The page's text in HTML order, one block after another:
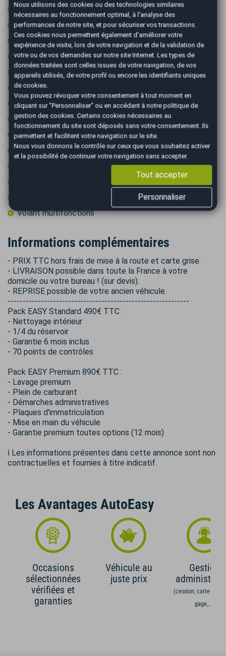
Ordinateur de bord
Ouverture de coffre main libre
Prise audio USB
Radar arrière de détection d'obstacles
Radar avant de détection d'obstacles
Régulateur de vitesse
Retroviseur intérieur électrochrome
Rétroviseurs électriques
Rétroviseurs rabattables électriquement
Start & Stop
Système de détection d'obstacles
Volant multifonctions
Informations complémentaires
- PRIX TTC hors frais de mise à la route et carte grise.
- LIVRAISON possible dans toute la France à votre
domicile ou votre bureau ! (sur devis).
- REPRISE possible de votre ancien véhicule.
------------------------------------------------------------
Pack EASY Standard 490€ TTC :
- Nettoyage intérieur
- 1/4 du réservoir
- Garantie 6 mois inclus
- 70 points de contrôles
Pack EASY Premium 890€ TTC :
- Lavage premium
- Plein de carburant
- Démarches administratives
- Plaques d'immatriculation
- Mise en main du véhicule
- Garantie premium toutes options (12 mois)
ℹ️ Les informations présentes dans cette annonce sont non
contractuelles et fournies à titre indicatif.
Les Avantages AutoEasy
Occasions
sélectionnées
vérifiées et
garanties
Véhicule au
juste prix
Gestion
(cession, carte grise,
gage,...)
Nous utilisons des cookies ou des technologies similaires
nécessaires au fonctionnement optimal, à l'analyse des
performances de notre site, et pour sécuriser vos transactions.
Ces cookies nous permettent également d'améliorer votre
expérience de visite, lors de votre navigation et de la validation de
votre ou de vos demandes sur notre site Internet. Les types de
données traitées sont celles issues de votre navigation, de vos
appareils utilisés, de votre profil ou encore les identifiants uniques
de cookies.
Vous pouvez révoquer votre consentement à tout moment en
cliquant sur "Personnaliser" ou en accédant à notre politique de
gestion des cookies. Certains cookies nécessaires au
fonctionnement du site sont déposés sans votre consentement. Ils
permettent et facilitent votre navigation sur le site.
Nous vous donnons le contrôle sur ceux que vous souhaitez activer
et la possibilité de continuer votre navigation sans accepter.
Tout accepter
Personnaliser